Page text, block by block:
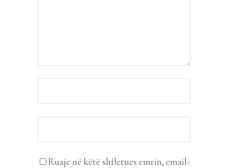
Ruaje në këtë shfletues emrin, email-